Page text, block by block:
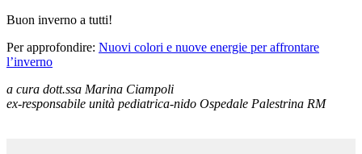
Buon inverno a tutti!
Per approfondire: Nuovi colori e nuove energie per affrontare
l’inverno
a cura dott.ssa Marina Ciampoli
ex-responsabile unità pediatrica-nido Ospedale Palestrina RM